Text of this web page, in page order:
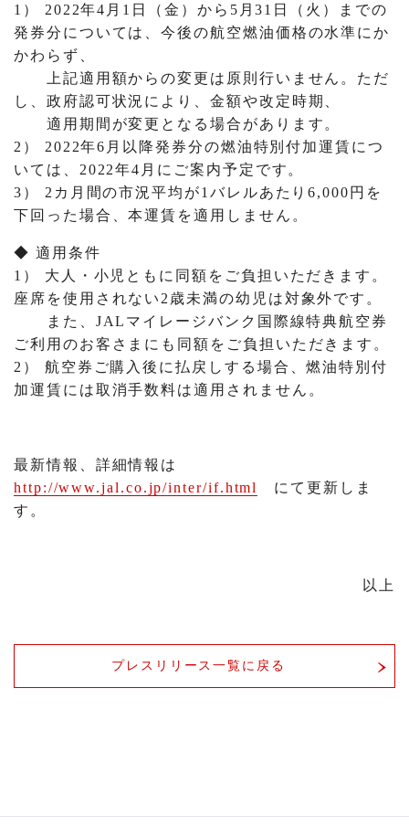
1） 2022年4月1日（金）から5月31日（火）までの
発券分については、今後の航空燃油価格の水準にか
かわらず、
上記適用額からの変更は原則行いません。ただ
し、政府認可状況により、金額や改定時期、
適用期間が変更となる場合があります。
2） 2022年6月以降発券分の燃油特別付加運賃につ
いては、2022年4月にご案内予定です。
3） 2カ月間の市況平均が1バレルあたり6,000円を
下回った場合、本運賃を適用しません。
◆ 適用条件
1） 大人・小児ともに同額をご負担いただきます。
座席を使用されない2歳未満の幼児は対象外です。
また、JALマイレージバンク国際線特典航空券
ご利用のお客さまにも同額をご負担いただきます。
2） 航空券ご購入後に払戻しする場合、燃油特別付
加運賃には取消手数料は適用されません。
最新情報、詳細情報は
http://www.jal.co.jp/inter/if.html
にて更新しま
す。
以上
プレスリリース一覧に戻る